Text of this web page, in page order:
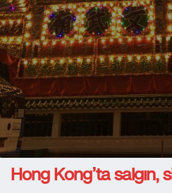
Hong Kong’ta salgın,